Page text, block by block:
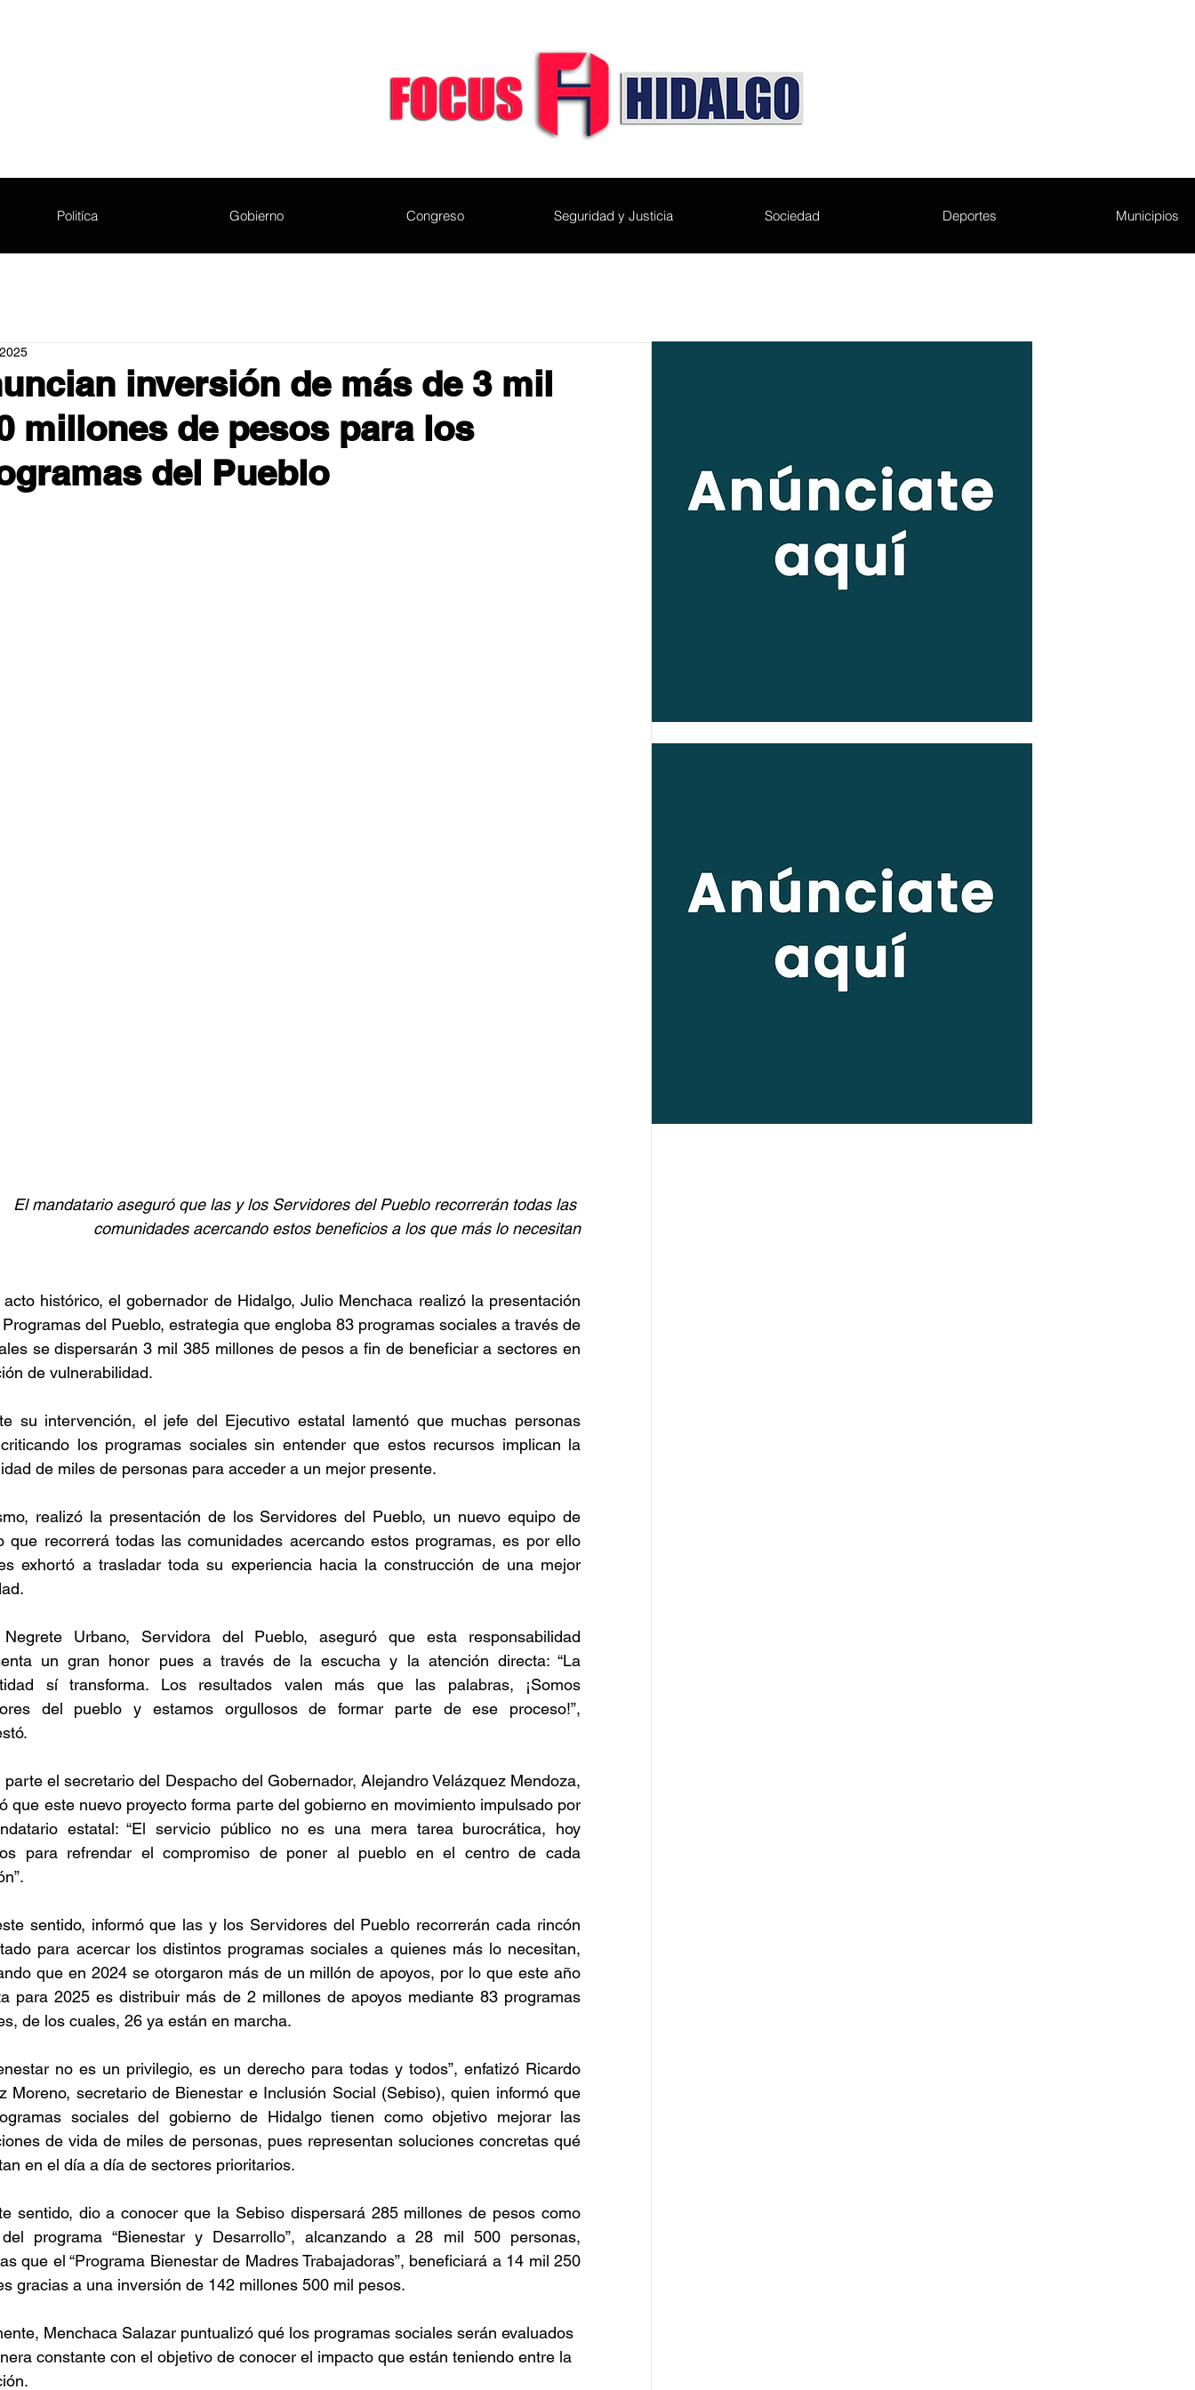
Politíca Gobierno Congreso Seguridad y Justicia Sociedad Deportes Municipios
inversión de más de 3 mil
millones de pesos para los
del Pueblo
El mandatario aseguró que las y los Servidores del Pueblo recorrerán todas las
comunidades acercando estos beneficios a los que más lo necesitan
histórico, el gobernador de Hidalgo, Julio Menchaca realizó la presentación
del Pueblo, estrategia que engloba 83 programas sociales a través de
se dispersarán 3 mil 385 millones de pesos a fin de beneficiar a sectores en
de vulnerabilidad.
su intervención, el jefe del Ejecutivo estatal lamentó que muchas personas
los programas sociales sin entender que estos recursos implican la
de miles de personas para acceder a un mejor presente.
realizó la presentación de los Servidores del Pueblo, un nuevo equipo de
que recorrerá todas las comunidades acercando estos programas, es por ello
exhortó a trasladar toda su experiencia hacia la construcción de una mejor
Negrete Urbano, Servidora del Pueblo, aseguró que esta responsabilidad
un gran honor pues a través de la escucha y la atención directa: “La
sí transforma. Los resultados valen más que las palabras, ¡Somos
del pueblo y estamos orgullosos de formar parte de ese proceso!”,
parte el secretario del Despacho del Gobernador, Alejandro Velázquez Mendoza,
que este nuevo proyecto forma parte del gobierno en movimiento impulsado por
estatal: “El servicio público no es una mera tarea burocrática, hoy
para refrendar el compromiso de poner al pueblo en el centro de cada
sentido, informó que las y los Servidores del Pueblo recorrerán cada rincón
para acercar los distintos programas sociales a quienes más lo necesitan,
que en 2024 se otorgaron más de un millón de apoyos, por lo que este año
para 2025 es distribuir más de 2 millones de apoyos mediante 83 programas
de los cuales, 26 ya están en marcha.
no es un privilegio, es un derecho para todas y todos”, enfatizó Ricardo
Moreno, secretario de Bienestar e Inclusión Social (Sebiso), quien informó que
sociales del gobierno de Hidalgo tienen como objetivo mejorar las
de vida de miles de personas, pues representan soluciones concretas qué
en el día a día de sectores prioritarios.
sentido, dio a conocer que la Sebiso dispersará 285 millones de pesos como
programa “Bienestar y Desarrollo”, alcanzando a 28 mil 500 personas,
que el “Programa Bienestar de Madres Trabajadoras”, beneficiará a 14 mil 250
gracias a una inversión de 142 millones 500 mil pesos.
Menchaca Salazar puntualizó qué los programas sociales serán evaluados
constante con el objetivo de conocer el impacto que están teniendo entre la